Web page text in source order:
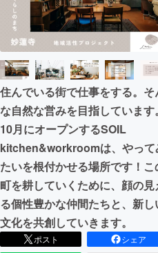
映像・映画
ビジネス・起業
まちづくり・地域活
CAMPFIRE for Social
CAMPFIREふるさと納
住んでいる街で仕事をする。そ
な自然な営みを目指しています。
10月にオープンするSOIL
kitchen&workroomは、やって
たいを根付かせる場所です！こ
町を耕していくために、顔の見
る個性豊かな仲間たちと、新し
文化を共創していきます。
ポスト
シェア